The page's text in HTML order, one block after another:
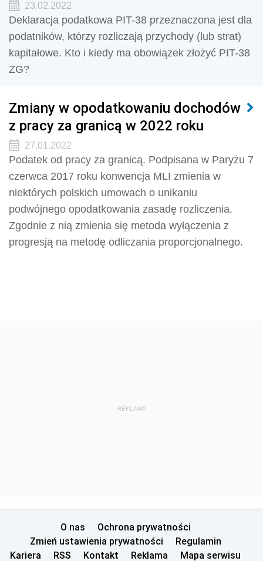
23.02.2022
Deklaracja podatkowa PIT-38 przeznaczona jest dla
podatników, którzy rozliczają przychody (lub strat)
kapitałowe. Kto i kiedy ma obowiązek złożyć PIT-38
ZG?
Zmiany w opodatkowaniu dochodów
z pracy za granicą w 2022 roku
27.01.2022
Podatek od pracy za granicą. Podpisana w Paryżu 7
czerwca 2017 roku konwencja MLI zmienia w
niektórych polskich umowach o unikaniu
podwójnego opodatkowania zasadę rozliczenia.
Zgodnie z nią zmienia się metoda wyłączenia z
progresją na metodę odliczania proporcjonalnego.
REKLAMA
O nas
Ochrona prywatności
Zmień ustawienia prywatności
Regulamin
Kariera
RSS Kontakt Reklama Mapa serwisu